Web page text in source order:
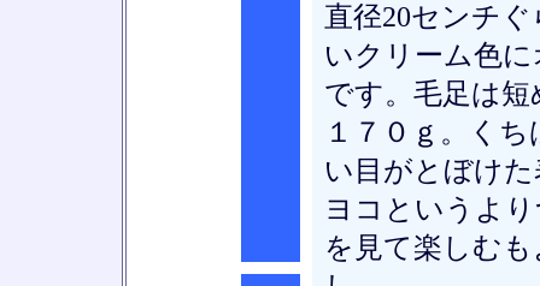
直径20センチ
いクリーム色
です。毛足は
１７０ｇ。く
い目がとぼけ
ヨコというよ
を見て楽しむ